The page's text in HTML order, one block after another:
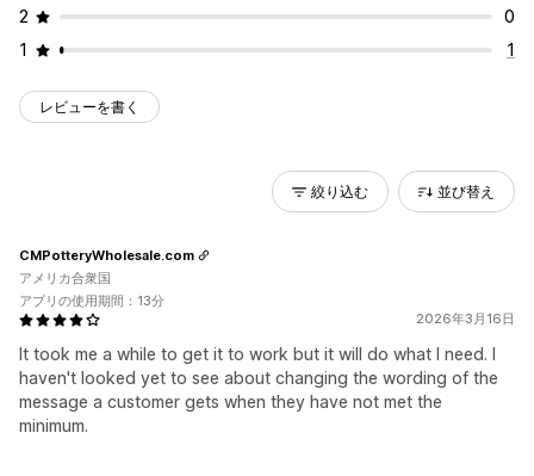
2
0
1
1
レビューを書く
絞り込む 並び替え
2026年3月16日
It took me a while to get it to work but it will do what I need. I
haven't looked yet to see about changing the wording of the
message a customer gets when they have not met the
minimum.
CMPotteryWholesale.com
アメリカ合衆国
アプリの使用期間：13分